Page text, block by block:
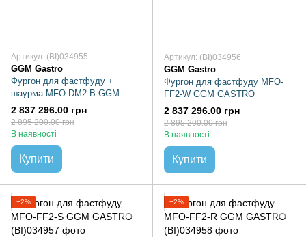
Артикул: (BI)034955
GGM Gastro
Фургон для фастфуду +
шаурма MFO-DM2-B GGM
GASTRO
2 837 296.00 грн
2 895 200.00 грн
В наявності
Купити
Артикул: (BI)034956
GGM Gastro
Фургон для фастфуду MFO-
FF2-W GGM GASTRO
2 837 296.00 грн
2 895 200.00 грн
В наявності
Купити
−2% −2%